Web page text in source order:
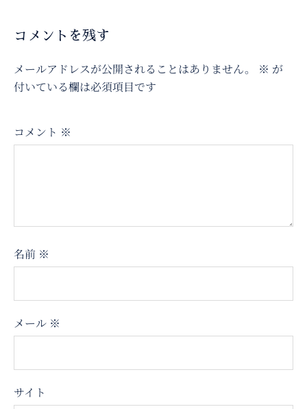
コメントを残す
メールアドレスが公開されることはありません。 ※ が
付いている欄は必須項目です
コメント ※
名前 ※
メール ※
サイト